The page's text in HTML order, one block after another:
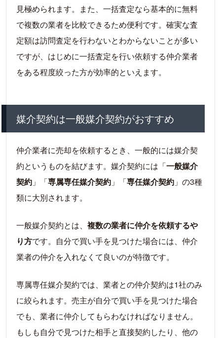
見極められます。また、一括査定なら基本的に無料
で複数の業者を比較できるため便利です。確実な査
定額は訪問査定を行わないとわからないことが多い
ですが、はじめに一括査定を行い依頼する仲介業者
をある程度絞った方が効率的といえます。
媒介契約は一般媒介契約がおすすめ
仲介業者に売却を依頼するとき、一般的には媒介契
約というものを結びます。媒介契約には「一般媒介
契約 」「専属専任媒介契約 」「専任媒介契約 」の3種
類に大別されます。
一般媒介契約とは、 複数の業者に仲介を依頼するや
り方です。自分で買い手を見つけた場合には、仲介
業者の仲介を入れなくて良いのが特徴です。
専属専任媒介契約では、業者との仲介契約は1社のみ
に絞られます。売主が自分で買い手を見つけた場合
でも、業者に仲介してもらわなければなりません。
もしも自分で見つけた相手と直接契約したり、他の